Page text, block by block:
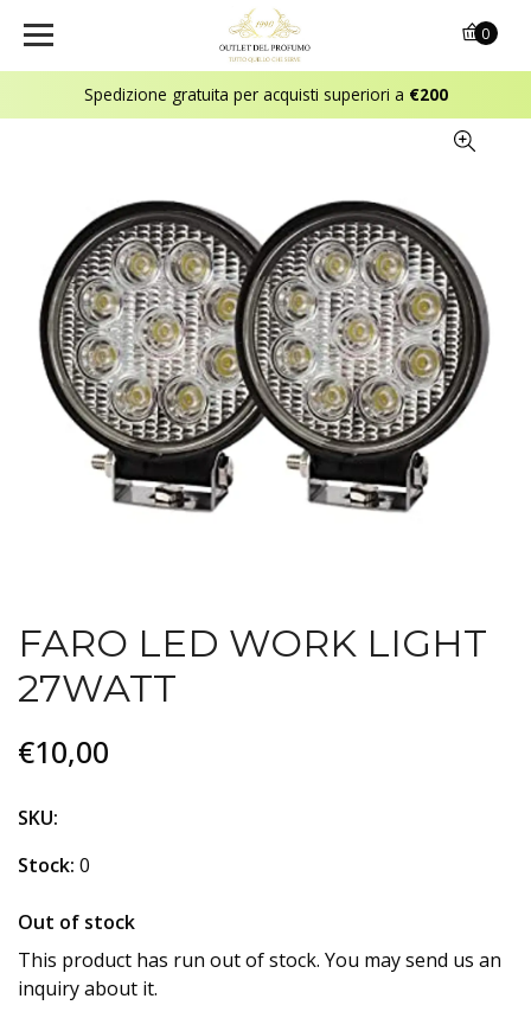
Spedizione gratuita per acquisti superiori a €200
0
FARO LED WORK LIGHT
27WATT
€10,00
SKU:
Stock: 0
Out of stock
This product has run out of stock. You may send us an
inquiry about it.